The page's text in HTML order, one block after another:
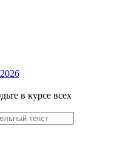
в курсе всех